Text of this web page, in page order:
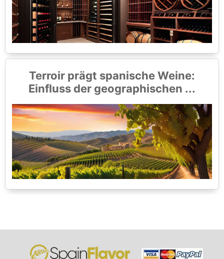
Terroir prägt spanische Weine:
Einfluss der geographischen ...